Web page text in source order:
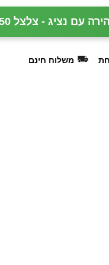
נציג - צלצל 052-7535050
משלוח חינם